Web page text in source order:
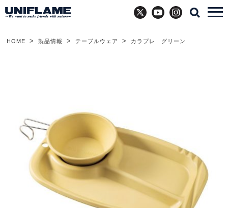
X YouTubeInstagram
HOME 製品情報 テーブルウェア カラプレ グリーン